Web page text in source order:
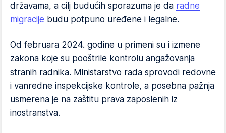
državama, a cilj budućih sporazuma je da radne
migracije budu potpuno uređene i legalne.
Od februara 2024. godine u primeni su i izmene
zakona koje su pooštrile kontrolu angažovanja
stranih radnika. Ministarstvo rada sprovodi redovne
i vanredne inspekcijske kontrole, a posebna pažnja
usmerena je na zaštitu prava zaposlenih iz
inostranstva.